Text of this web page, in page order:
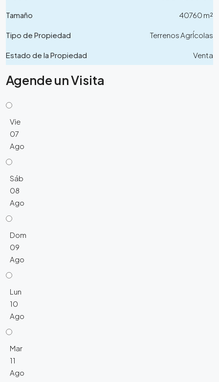
Tamaño 40760 m²
Tipo de Propiedad Terrenos AgrÍcolas
Estado de la Propiedad Venta
Agende un Visita
Vie
07
Ago
Sáb
08
Ago
Dom
09
Ago
Lun
10
Ago
Mar
11
Ago